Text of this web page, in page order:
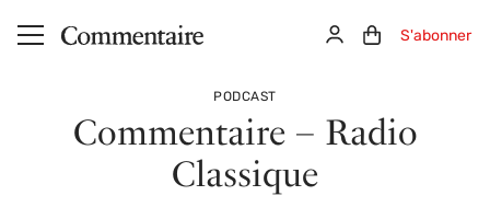
Aller au contenu principal ConnexionPanier (0)
S'abonner
PODCAST
Commentaire – Radio
Classique